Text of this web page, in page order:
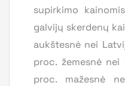
supirkimo
galvijų skerdenų
aukštesnė nei
proc. žemesnė nei
proc. mažesnė